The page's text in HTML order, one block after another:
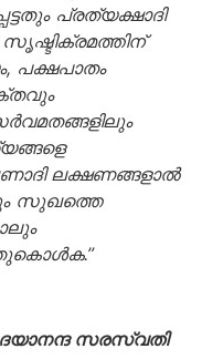
പ്രത്യക്ഷാദി
പക്ഷപാതം
ലക്ഷണങ്ങളാല്‍
സുഖത്തെ
സരസ്വതി